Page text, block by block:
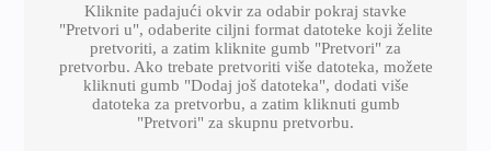
Kliknite padajući okvir za odabir pokraj stavke
"Pretvori u", odaberite ciljni format datoteke koji želite
pretvoriti, a zatim kliknite gumb "Pretvori" za
pretvorbu. Ako trebate pretvoriti više datoteka, možete
kliknuti gumb "Dodaj još datoteka", dodati više
datoteka za pretvorbu, a zatim kliknuti gumb
"Pretvori" za skupnu pretvorbu.